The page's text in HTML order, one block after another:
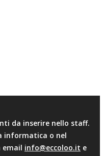
da inserire nello staff.
informatica o nel
info@eccoloo.it e